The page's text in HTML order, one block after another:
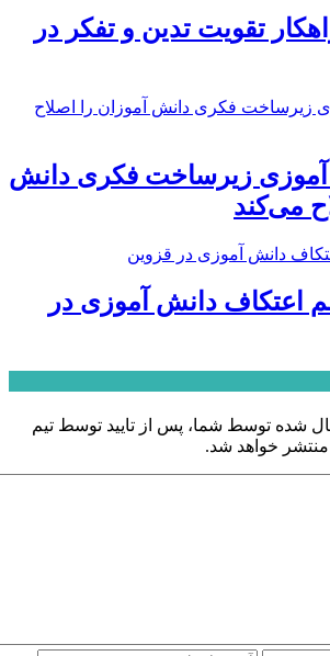
تقویت تدین و تفکر در
آموزی زیرساخت فکری دانش
می‌کند
اعتکاف دانش آموزی در
شده توسط شما، پس از تایید توسط تیم
خواهد شد.